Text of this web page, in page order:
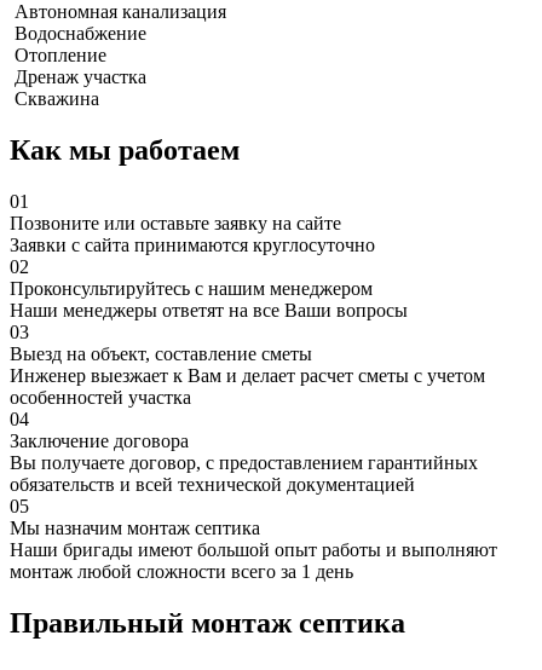
Автономная канализация
Водоснабжение
Отопление
Дренаж участка
Скважина
Как мы работаем
01
Позвоните или оставьте заявку на сайте
Заявки с сайта принимаются круглосуточно
02
Проконсультируйтесь с нашим менеджером
Наши менеджеры ответят на все Ваши вопросы
03
Выезд на объект, составление сметы
Инженер выезжает к Вам и делает расчет сметы с учетом
особенностей участка
04
Заключение договора
Вы получаете договор, с предоставлением гарантийных
обязательств и всей технической документацией
05
Мы назначим монтаж септика
Наши бригады имеют большой опыт работы и выполняют
монтаж любой сложности всего за 1 день
Правильный монтаж септика